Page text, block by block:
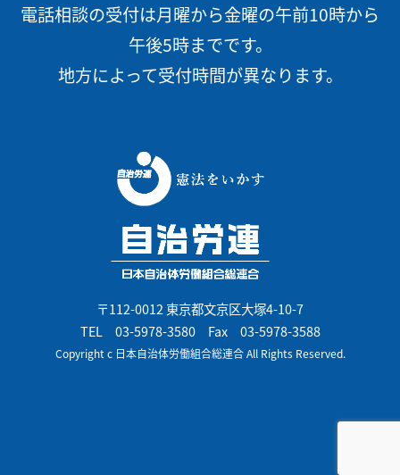
電話相談の受付は月曜から金曜の午前10時から
午後5時までです。
地方によって受付時間が異なります。
〒112-0012 東京都文京区大塚4-10-7
TEL 03-5978-3580Fax 03-5978-3588
Copyright c 日本自治体労働組合総連合 All Rights Reserved.